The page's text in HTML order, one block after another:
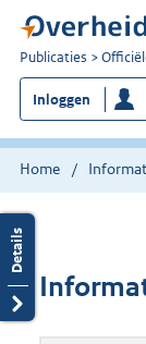
U
bent
nu
hier:
Publicaties
Inloggen
Home